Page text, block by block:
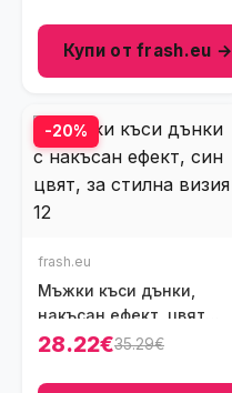
Купи от frash.eu →
-20%
frash.eu
Мъжки къси дънки,
накъсан ефект, цвят
син, Ft8425
28.22€35.29€